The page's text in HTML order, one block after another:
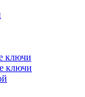
ключи
ключи